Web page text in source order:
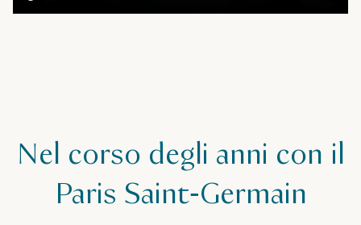
Nel corso degli anni con il
Paris Saint‑Germain